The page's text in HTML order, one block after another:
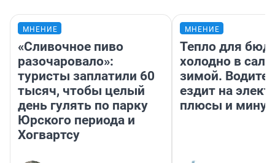
МНЕНИЕ
«Сливочное пиво
разочаровало»:
туристы заплатили 60
тысяч, чтобы целый
день гулять по парку
Юрского периода и
Хогвартсу
МНЕНИЕ
Тепло для
холодно в
зимой.
ездит на
плюсы и